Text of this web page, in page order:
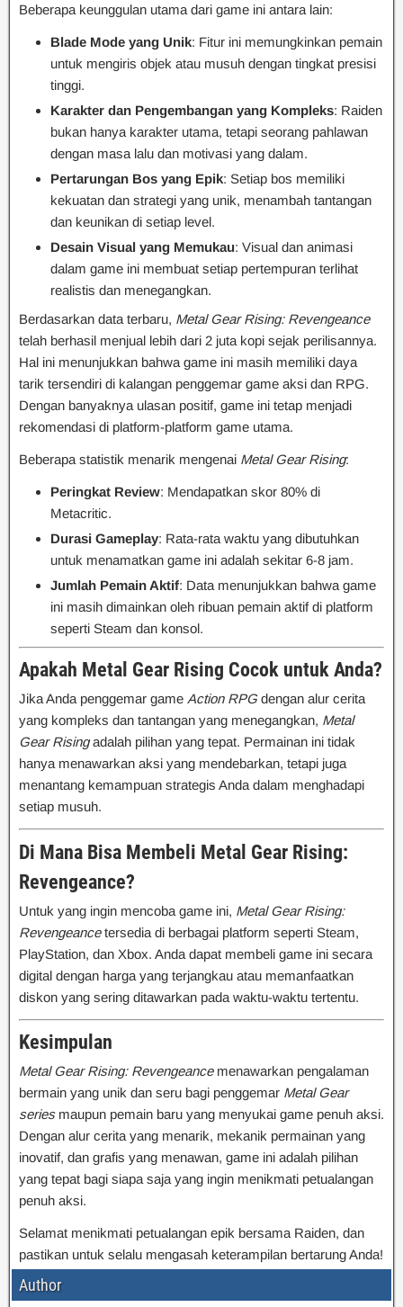
Beberapa keunggulan utama dari game ini antara lain:
Blade Mode yang Unik: Fitur ini memungkinkan pemain
untuk mengiris objek atau musuh dengan tingkat presisi
tinggi.
Karakter dan Pengembangan yang Kompleks: Raiden
bukan hanya karakter utama, tetapi seorang pahlawan
dengan masa lalu dan motivasi yang dalam.
Pertarungan Bos yang Epik: Setiap bos memiliki
kekuatan dan strategi yang unik, menambah tantangan
dan keunikan di setiap level.
Desain Visual yang Memukau: Visual dan animasi
dalam game ini membuat setiap pertempuran terlihat
realistis dan menegangkan.
Berdasarkan data terbaru, Metal Gear Rising: Revengeance
telah berhasil menjual lebih dari 2 juta kopi sejak perilisannya.
Hal ini menunjukkan bahwa game ini masih memiliki daya
tarik tersendiri di kalangan penggemar game aksi dan RPG.
Dengan banyaknya ulasan positif, game ini tetap menjadi
rekomendasi di platform-platform game utama.
Beberapa statistik menarik mengenai Metal Gear Rising:
Peringkat Review: Mendapatkan skor 80% di
Metacritic.
Durasi Gameplay: Rata-rata waktu yang dibutuhkan
untuk menamatkan game ini adalah sekitar 6-8 jam.
Jumlah Pemain Aktif: Data menunjukkan bahwa game
ini masih dimainkan oleh ribuan pemain aktif di platform
seperti Steam dan konsol.
Apakah Metal Gear Rising Cocok untuk Anda?
Jika Anda penggemar game Action RPGdengan alur cerita
yang kompleks dan tantangan yang menegangkan, Metal
Gear Risingadalah pilihan yang tepat. Permainan ini tidak
hanya menawarkan aksi yang mendebarkan, tetapi juga
menantang kemampuan strategis Anda dalam menghadapi
setiap musuh.
Di Mana Bisa Membeli Metal Gear Rising:
Revengeance?
Untuk yang ingin mencoba game ini, Metal Gear Rising:
Revengeancetersedia di berbagai platform seperti Steam,
PlayStation, dan Xbox. Anda dapat membeli game ini secara
digital dengan harga yang terjangkau atau memanfaatkan
diskon yang sering ditawarkan pada waktu-waktu tertentu.
Kesimpulan
Metal Gear Rising: Revengeancemenawarkan pengalaman
bermain yang unik dan seru bagi penggemar Metal Gear
seriesmaupun pemain baru yang menyukai game penuh aksi.
Dengan alur cerita yang menarik, mekanik permainan yang
inovatif, dan grafis yang menawan, game ini adalah pilihan
yang tepat bagi siapa saja yang ingin menikmati petualangan
penuh aksi.
Selamat menikmati petualangan epik bersama Raiden, dan
pastikan untuk selalu mengasah keterampilan bertarung Anda!
Author